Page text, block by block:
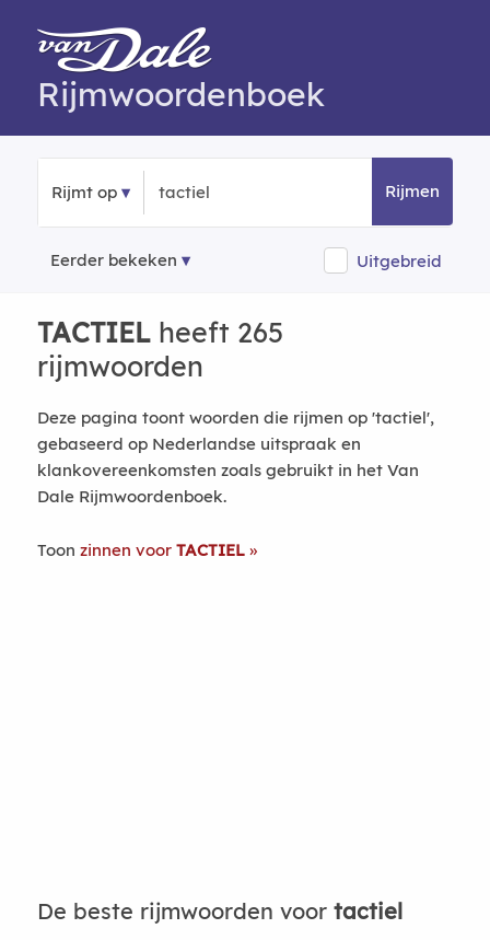
Rijmwoordenboek
Rijmt op Rijmen
Eerder bekeken Uitgebreid
TACTIELheeft 265
rijmwoorden
Deze pagina toont woorden die rijmen op 'tactiel',
gebaseerd op Nederlandse uitspraak en
klankovereenkomsten zoals gebruikt in het Van
Dale Rijmwoordenboek.
Toon zinnen voor TACTIEL
De beste rijmwoorden voor tactiel